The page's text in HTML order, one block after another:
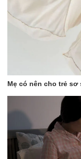
Mẹ có nên cho trẻ